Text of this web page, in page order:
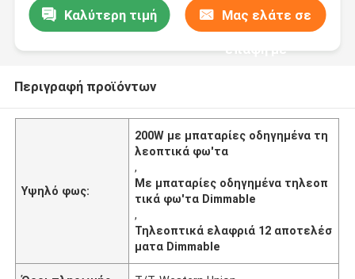
αποτελεσμάτων
Καλύτερη τιμή Μας ελάτε σε
επαφή με
Περιγραφή προϊόντων
Υψηλό φως:
200W με μπαταρίες οδηγημένα τη
λεοπτικά φω'τα
,
Με μπαταρίες οδηγημένα τηλεοπ
τικά φω'τα Dimmable
,
Τηλεοπτικά ελαφριά 12 αποτελέσ
ματα Dimmable